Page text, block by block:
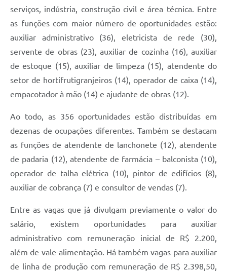
serviços, indústria, construção civil e área técnica. Entre
as funções com maior número de oportunidades estão:
auxiliar administrativo (36), eletricista de rede (30),
servente de obras (23), auxiliar de cozinha (16), auxiliar
de estoque (15), auxiliar de limpeza (15), atendente do
setor de hortifrutigranjeiros (14), operador de caixa (14),
empacotador à mão (14) e ajudante de obras (12).
Ao todo, as 356 oportunidades estão distribuídas em
dezenas de ocupações diferentes. Também se destacam
as funções de atendente de lanchonete (12), atendente
de padaria (12), atendente de farmácia – balconista (10),
operador de talha elétrica (10), pintor de edifícios (8),
auxiliar de cobrança (7) e consultor de vendas (7).
Entre as vagas que já divulgam previamente o valor do
salário, existem oportunidades para auxiliar
administrativo com remuneração inicial de R$ 2.200,
além de vale-alimentação. Há também vagas para auxiliar
de linha de produção com remuneração de R$ 2.398,50,